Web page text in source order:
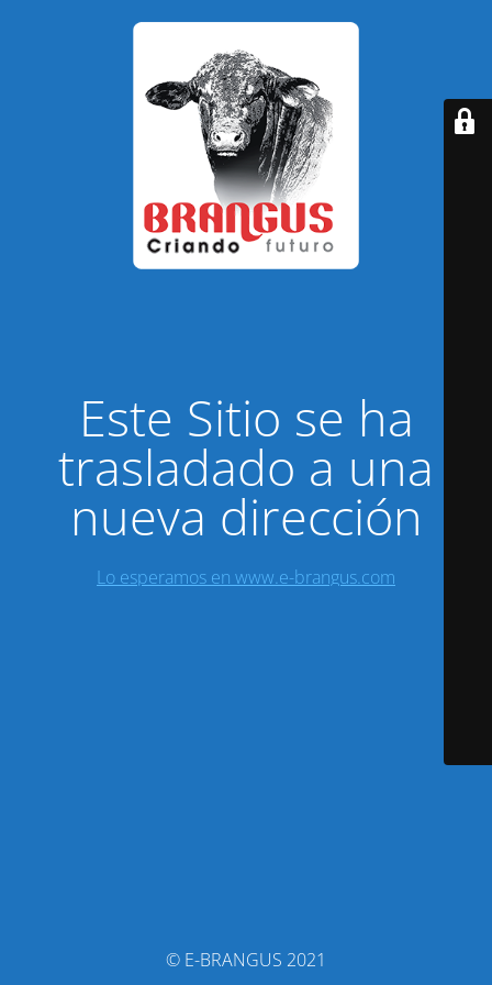
Este Sitio se ha
trasladado a una
nueva dirección
Lo esperamos en www.e-brangus.com
© E-BRANGUS 2021